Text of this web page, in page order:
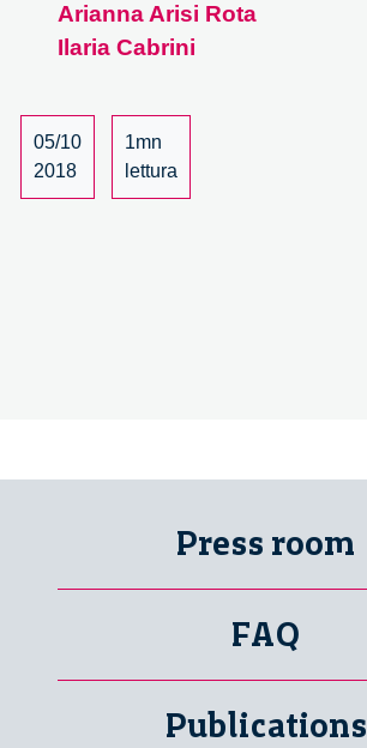
Arianna Arisi Rota
Ilaria Cabrini
05/10
2018
1mn
lettura
Press room
FAQ
Publications